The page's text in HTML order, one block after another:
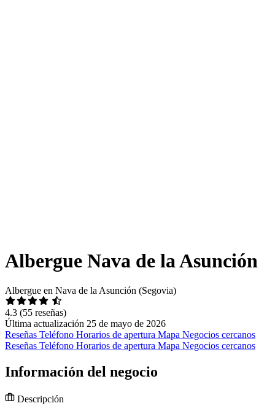
Albergue Nava de la Asunción
Albergue en Nava de la Asunción (Segovia)
4.3 (55 reseñas)
Última actualización 25 de mayo de 2026
Reseñas Teléfono Horarios de apertura Mapa Negocios cercanos
Reseñas Teléfono Horarios de apertura Mapa Negocios cercanos
Información del negocio
Descripción